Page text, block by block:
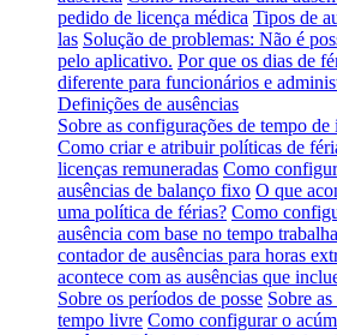
pedido de licença médica Tipos de
las Solução de problemas: Não é
pelo aplicativo. Por que os dias de
diferente para funcionários e
Definições de ausências
Sobre as configurações de tempo
Como criar e atribuir políticas de
licenças remuneradas Como
ausências de balanço fixo O que
uma política de férias? Como
ausência com base no tempo
contador de ausências para horas
acontece com as ausências que
Sobre os períodos de posse Sobre
tempo livre Como configurar o